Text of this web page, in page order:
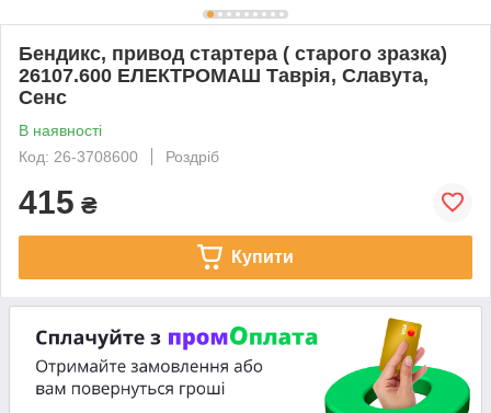
Бендикс, привод стартера ( старого зразка)
26107.600 ЕЛЕКТРОМАШ Таврія, Славута,
Сенс
В наявності
Код: 26-3708600
Роздріб
415 ₴
Купити